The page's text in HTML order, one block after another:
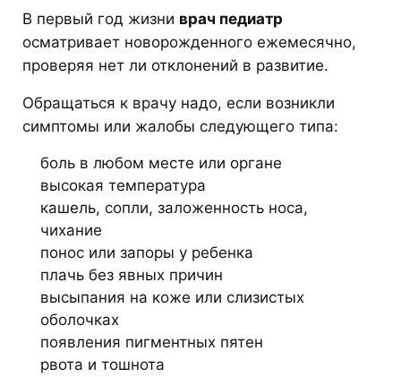
В первый год жизни врач педиатр
осматривает новорожденного ежемесячно,
проверяя нет ли отклонений в развитие.
Обращаться к врачу надо, если возникли
симптомы или жалобы следующего типа:
боль в любом месте или органе
высокая температура
кашель, сопли, заложенность носа,
чихание
понос или запоры у ребенка
плачь без явных причин
высыпания на коже или слизистых
оболочках
появления пигментных пятен
рвота и тошнота